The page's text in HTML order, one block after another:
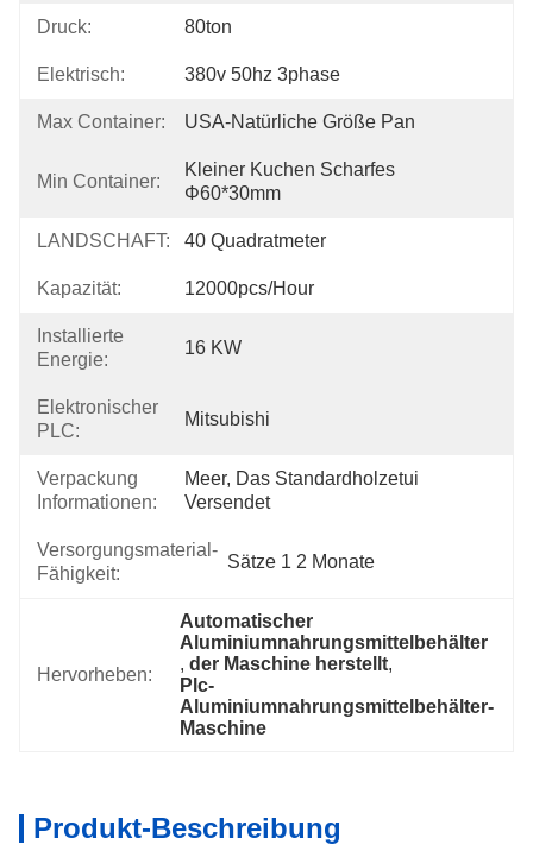
Druck: 80ton
Elektrisch: 380v 50hz 3phase
Max Container: USA-Natürliche Größe Pan
Min Container:
Kleiner Kuchen Scharfes
Φ60*30mm
LANDSCHAFT: 40 Quadratmeter
Kapazität: 12000pcs/hour
Installierte
Energie:
16 KW
Elektronischer
PLC:
Mitsubishi
Verpackung
Informationen:
Meer, Das Standardholzetui
Versendet
Versorgungsmaterial-
Fähigkeit:
Sätze 1 2 Monate
Hervorheben:
Automatischer
Aluminiumnahrungsmittelbehälter
, der Maschine herstellt,
Plc-
Aluminiumnahrungsmittelbehälter-
Maschine
Produkt-Beschreibung